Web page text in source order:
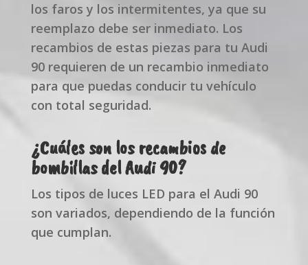
los faros y los intermitentes, ya que su
reemplazo debe ser inmediato. Los
recambios de estas piezas para tu Audi
90 requieren de un recambio inmediato
para que puedas conducir tu vehículo
con total seguridad.
¿Cuáles son los recambios de
bombillas del Audi 90?
Los tipos de luces LED para el Audi 90
son variados, dependiendo de la función
que cumplan.